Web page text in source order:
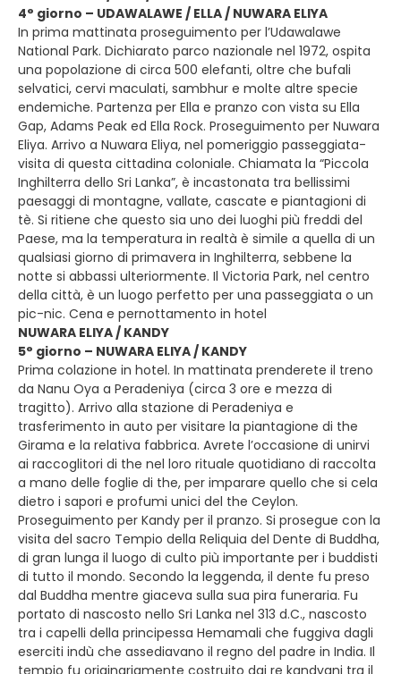
4° giorno – UDAWALAWE / ELLA / NUWARA ELIYA
In prima mattinata proseguimento per l’Udawalawe
National Park. Dichiarato parco nazionale nel 1972, ospita
una popolazione di circa 500 elefanti, oltre che bufali
selvatici, cervi maculati, sambhur e molte altre specie
endemiche. Partenza per Ella e pranzo con vista su Ella
Gap, Adams Peak ed Ella Rock. Proseguimento per Nuwara
Eliya. Arrivo a Nuwara Eliya, nel pomeriggio passeggiata-
visita di questa cittadina coloniale. Chiamata la “Piccola
Inghilterra dello Sri Lanka”, è incastonata tra bellissimi
paesaggi di montagne, vallate, cascate e piantagioni di
tè. Si ritiene che questo sia uno dei luoghi più freddi del
Paese, ma la temperatura in realtà è simile a quella di un
qualsiasi giorno di primavera in Inghilterra, sebbene la
notte si abbassi ulteriormente. Il Victoria Park, nel centro
della città, è un luogo perfetto per una passeggiata o un
pic-nic. Cena e pernottamento in hotel
NUWARA ELIYA / KANDY
5° giorno – NUWARA ELIYA / KANDY
Prima colazione in hotel. In mattinata prenderete il treno
da Nanu Oya a Peradeniya (circa 3 ore e mezza di
tragitto). Arrivo alla stazione di Peradeniya e
trasferimento in auto per visitare la piantagione di the
Girama e la relativa fabbrica. Avrete l’occasione di unirvi
ai raccoglitori di the nel loro rituale quotidiano di raccolta
a mano delle foglie di the, per imparare quello che si cela
dietro i sapori e profumi unici del the Ceylon.
Proseguimento per Kandy per il pranzo. Si prosegue con la
visita del sacro Tempio della Reliquia del Dente di Buddha,
di gran lunga il luogo di culto più importante per i buddisti
di tutto il mondo. Secondo la leggenda, il dente fu preso
dal Buddha mentre giaceva sulla sua pira funeraria. Fu
portato di nascosto nello Sri Lanka nel 313 d.C., nascosto
tra i capelli della principessa Hemamali che fuggiva dagli
eserciti indù che assediavano il regno del padre in India. Il
tempio fu originariamente costruito dai re kandyani tra il